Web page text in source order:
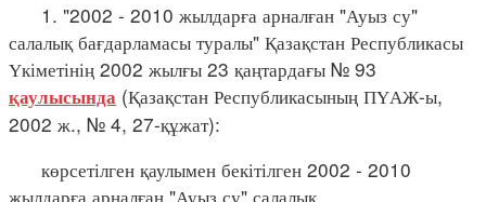
1. "2002 - 2010 жылдарға арналған "Ауыз су"
салалық бағдарламасы туралы" Қазақстан Республикасы
Үкіметінің 2002 жылғы 23 қаңтардағы № 93
қаулысында (Қазақстан Республикасының ПҮАЖ-ы,
2002 ж., № 4, 27-құжат):
көрсетілген қаулымен бекітілген 2002 - 2010
жылдарға арналған "Ауыз су" салалық